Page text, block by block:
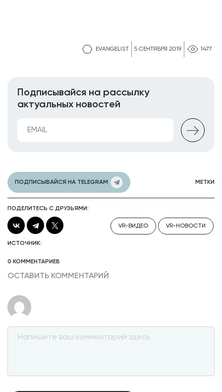
EVANGELIST 5 СЕНТЯБРЯ 2019 1477
Подписывайся на рассылку
актуальных новостей
ПОДПИСЫВАЙСЯ НА TELEGRAM МЕТКИ
ПОДЕЛИТЕСЬ С ДРУЗЬЯМИ:
VR-ВИДЕО VR-НОВОСТИ
ИСТОЧНИК:
0 КОММЕНТАРИЕВ
ОСТАВИТЬ КОММЕНТАРИЙ